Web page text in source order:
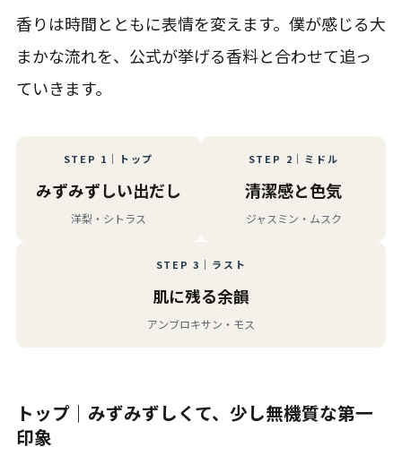
香りは時間とともに表情を変えます。僕が感じる大
まかな流れを、公式が挙げる香料と合わせて追っ
ていきます。
STEP 1｜トップ
みずみずしい出だし
洋梨・シトラス
STEP 2｜ミドル
清潔感と色気
ジャスミン・ムスク
STEP 3｜ラスト
肌に残る余韻
アンブロキサン・モス
トップ｜みずみずしくて、少し無機質な第一
印象